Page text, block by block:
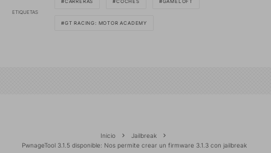
ETIQUETAS
CARRERAS COCHES GAMELOFT
GT RACING: MOTOR ACADEMY
Inicio
Jailbreak
PwnageTool 3.1.5 disponible: Nos permite crear un firmware 3.1.3 con jailbreak